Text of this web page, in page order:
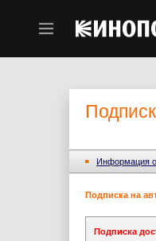
Информация
Подписка на
Подписка